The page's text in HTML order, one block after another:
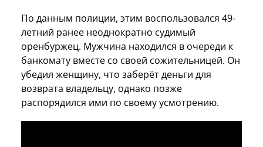
По данным полиции, этим воспользовался 49-
летний ранее неоднократно судимый
оренбуржец. Мужчина находился в очереди к
банкомату вместе со своей сожительницей. Он
убедил женщину, что заберёт деньги для
возврата владельцу, однако позже
распорядился ими по своему усмотрению.